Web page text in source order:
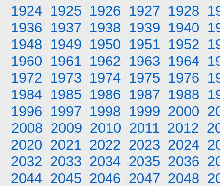
1924 1925 1926 1927 1928
1936 1937 1938 1939 1940
1948 1949 1950 1951 1952
1960 1961 1962 1963 1964
1972 1973 1974 1975 1976
1984 1985 1986 1987 1988
1996 1997 1998 1999 2000
2008 2009 2010 2011 2012
2020 2021 2022 2023 2024
2032 2033 2034 2035 2036
2044 2045 2046 2047 2048